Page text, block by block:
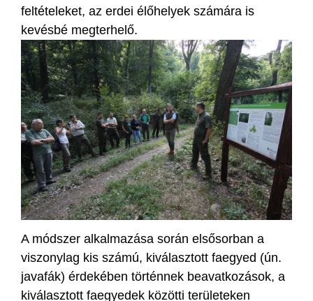
feltételeket, az erdei élőhelyek számára is
kevésbé megterhelő.
A módszer alkalmazása során elsősorban a
viszonylag kis számú, kiválasztott faegyed (ún.
javafák) érdekében történnek beavatkozások, a
kiválasztott faegyedek közötti területeken